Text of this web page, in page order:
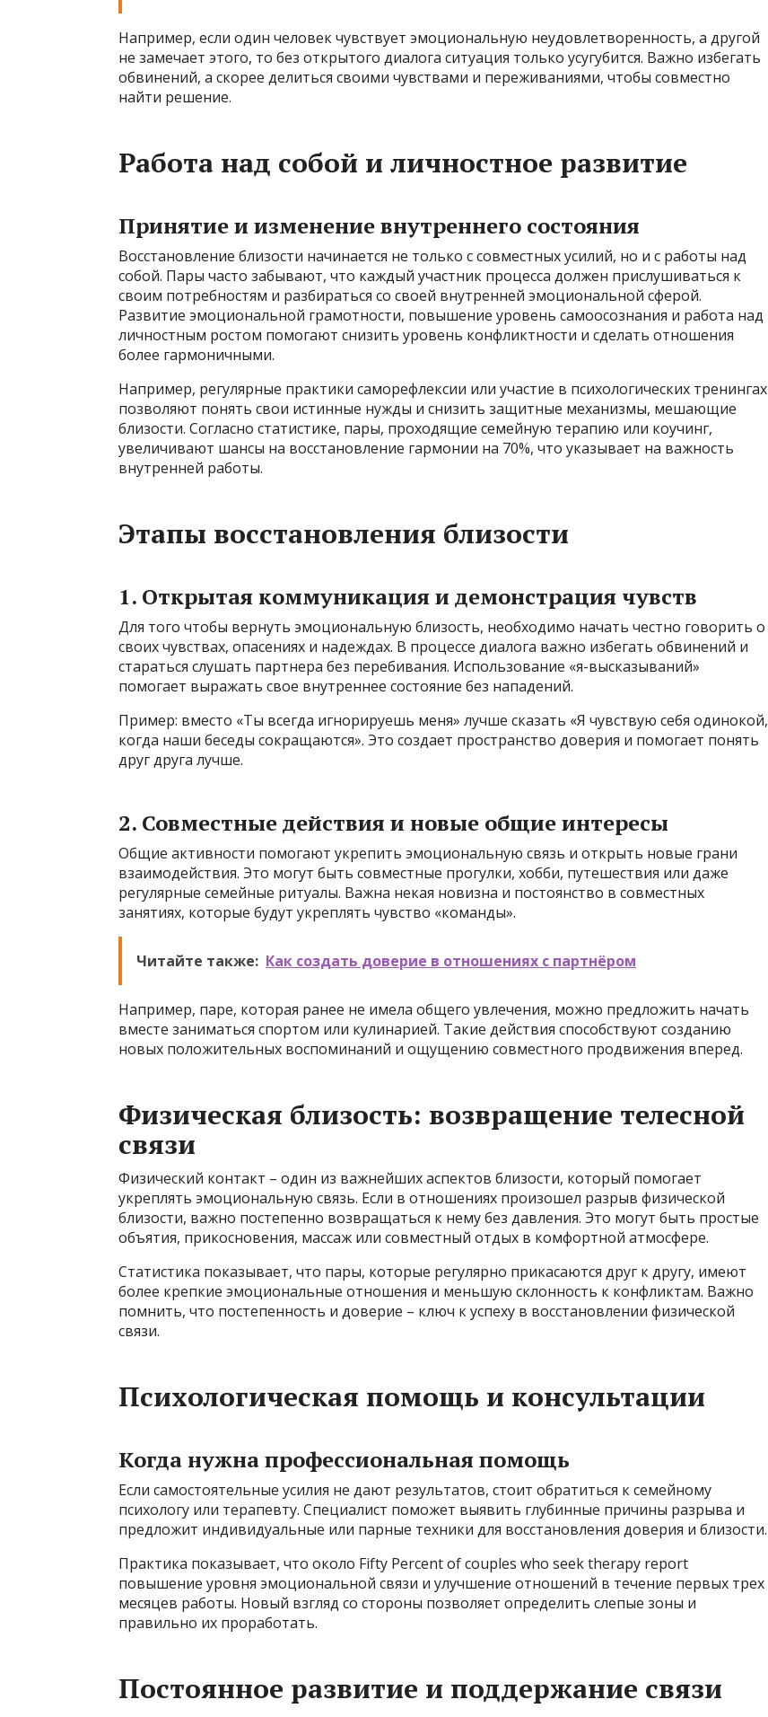
Например, если один человек чувствует эмоциональную неудовлетворенность, а другой
не замечает этого, то без открытого диалога ситуация только усугубится. Важно избегать
обвинений, а скорее делиться своими чувствами и переживаниями, чтобы совместно
найти решение.
Работа над собой и личностное развитие
Принятие и изменение внутреннего состояния
Восстановление близости начинается не только с совместных усилий, но и с работы над
собой. Пары часто забывают, что каждый участник процесса должен прислушиваться к
своим потребностям и разбираться со своей внутренней эмоциональной сферой.
Развитие эмоциональной грамотности, повышение уровень самоосознания и работа над
личностным ростом помогают снизить уровень конфликтности и сделать отношения
более гармоничными.
Например, регулярные практики саморефлексии или участие в психологических тренингах
позволяют понять свои истинные нужды и снизить защитные механизмы, мешающие
близости. Согласно статистике, пары, проходящие семейную терапию или коучинг,
увеличивают шансы на восстановление гармонии на 70%, что указывает на важность
внутренней работы.
Этапы восстановления близости
1. Открытая коммуникация и демонстрация чувств
Для того чтобы вернуть эмоциональную близость, необходимо начать честно говорить о
своих чувствах, опасениях и надеждах. В процессе диалога важно избегать обвинений и
стараться слушать партнера без перебивания. Использование «я-высказываний»
помогает выражать свое внутреннее состояние без нападений.
Пример: вместо «Ты всегда игнорируешь меня» лучше сказать «Я чувствую себя одинокой,
когда наши беседы сокращаются». Это создает пространство доверия и помогает понять
друг друга лучше.
2. Совместные действия и новые общие интересы
Общие активности помогают укрепить эмоциональную связь и открыть новые грани
взаимодействия. Это могут быть совместные прогулки, хобби, путешествия или даже
регулярные семейные ритуалы. Важна некая новизна и постоянство в совместных
занятиях, которые будут укреплять чувство «команды».
Читайте также: Как создать доверие в отношениях с партнёром
Например, паре, которая ранее не имела общего увлечения, можно предложить начать
вместе заниматься спортом или кулинарией. Такие действия способствуют созданию
новых положительных воспоминаний и ощущению совместного продвижения вперед.
Физическая близость: возвращение телесной
связи
Физический контакт – один из важнейших аспектов близости, который помогает
укреплять эмоциональную связь. Если в отношениях произошел разрыв физической
близости, важно постепенно возвращаться к нему без давления. Это могут быть простые
объятия, прикосновения, массаж или совместный отдых в комфортной атмосфере.
Статистика показывает, что пары, которые регулярно прикасаются друг к другу, имеют
более крепкие эмоциональные отношения и меньшую склонность к конфликтам. Важно
помнить, что постепенность и доверие – ключ к успеху в восстановлении физической
связи.
Психологическая помощь и консультации
Когда нужна профессиональная помощь
Если самостоятельные усилия не дают результатов, стоит обратиться к семейному
психологу или терапевту. Специалист поможет выявить глубинные причины разрыва и
предложит индивидуальные или парные техники для восстановления доверия и близости.
Практика показывает, что около Fifty Percent of couples who seek therapy report
повышение уровня эмоциональной связи и улучшение отношений в течение первых трех
месяцев работы. Новый взгляд со стороны позволяет определить слепые зоны и
правильно их проработать.
Постоянное развитие и поддержание связи